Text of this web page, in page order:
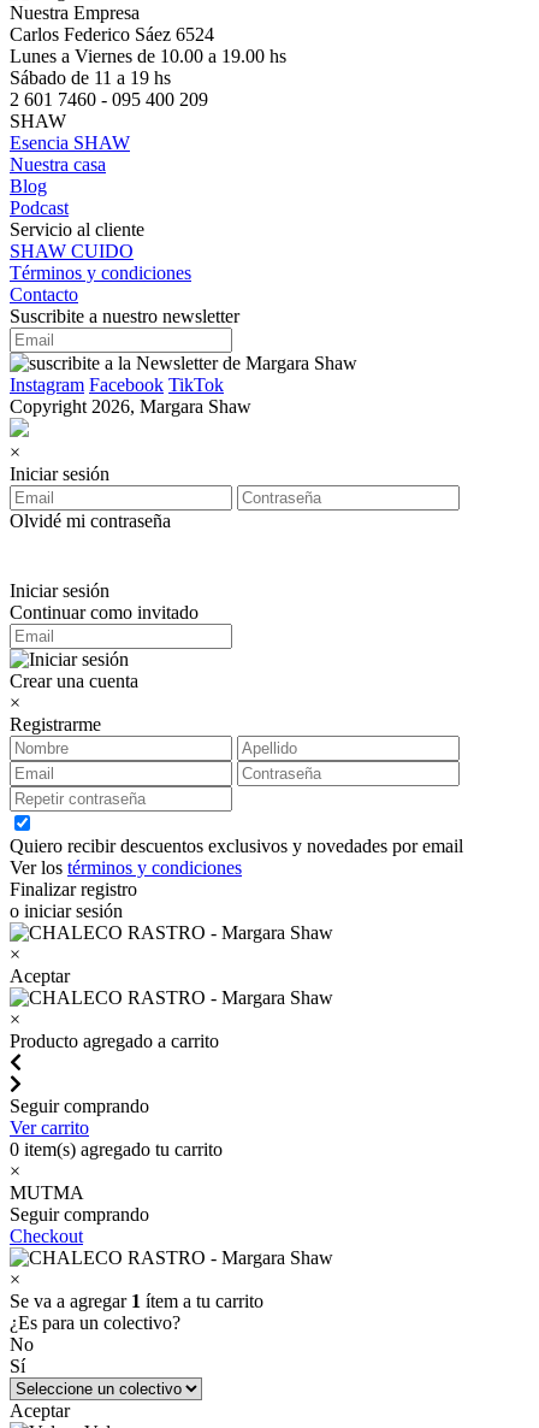
Nuestra Empresa
Carlos Federico Sáez 6524
Lunes a Viernes de 10.00 a 19.00 hs
Sábado de 11 a 19 hs
2 601 7460 - 095 400 209
SHAW
Esencia SHAW
Nuestra casa
Blog
Podcast
Servicio al cliente
SHAW CUIDO
Términos y condiciones
Contacto
Suscribite a nuestro newsletter
Instagram Facebook TikTok
Copyright 2026, Margara Shaw
×
Iniciar sesión
Olvidé mi contraseña
Iniciar sesión
Continuar como invitado
Crear una cuenta
×
Registrarme
Quiero recibir descuentos exclusivos y novedades por email
Ver los términos y condiciones
Finalizar registro
o iniciar sesión
×
Aceptar
×
Producto agregado a carrito
Seguir comprando
Ver carrito
0 item(s) agregado tu carrito
×
MUTMA
Seguir comprando
Checkout
×
Se va a agregar 1 ítem a tu carrito
¿Es para un colectivo?
No
Sí
Aceptar